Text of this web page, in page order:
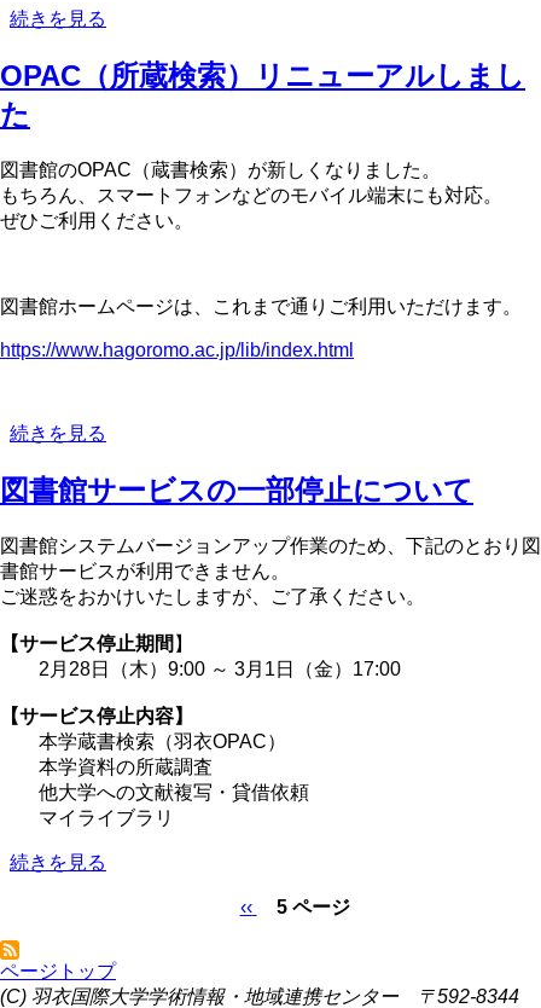
夏
休
暇
長
貸
出
実
続きを見る
OPAC（所蔵検索）リニューアルしまし
た
図書館のOPAC（蔵書検索）が新しくなりました。
もちろん、スマートフォンなどのモバイル端末にも対応。
ぜひご利用ください。
図書館ホームページは、これまで通りご利用いただけます。
https://www.hagoromo.ac.jp/lib/index.html
OPAC（所
検
索）
リ
ニ
ュ
ー
ア
ま
続きを見る
図書館サービスの一部停止について
図書館システムバージョンアップ作業のため、下記のとおり図
書館サービスが利用できません。
ご迷惑をおかけいたしますが、ご了承ください。
【サービス停止期間 】
2月28日（木）9:00 ～ 3月1日（金）17:00
【サービス停止内容】
本学蔵書検索（羽衣OPAC）
本学資料の所蔵調査
他大学への文献複写・貸借依頼
マイライブラリ
図
サ
ー
ビ
続きを見る
ー
ジ
前
ジ
‹‹ 5 ページ
ページトップ
(C) 羽衣国際大学学術情報・地域連携センター 〒592-8344